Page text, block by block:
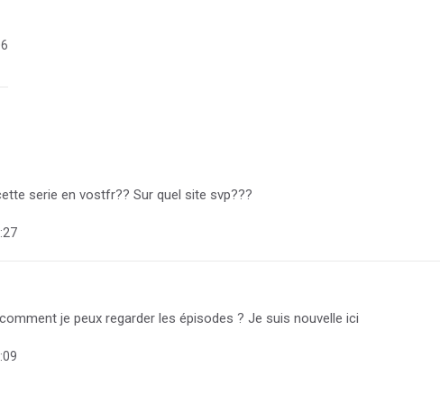
serie en vostfr?? Sur quel site svp???
je peux regarder les épisodes ? Je suis nouvelle ici